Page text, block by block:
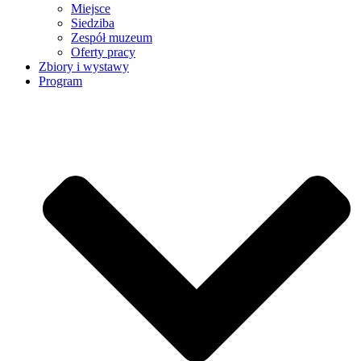
Miejsce
Siedziba
Zespół muzeum
Oferty pracy
Zbiory i wystawy
Program